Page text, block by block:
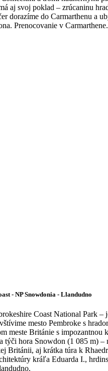
aj svoj poklad – zrúcaninu
dorazíme do Carmarthenu a
Prenocovanie v Carmarthene.
- NP Snowdonia - Llandudno
Coast National Park
mesto Pembroke s
meste Británie s impozantnou
týči hora Snowdon (1 085 m)
Británii, aj krátka túra k
kráľa Eduarda I.,